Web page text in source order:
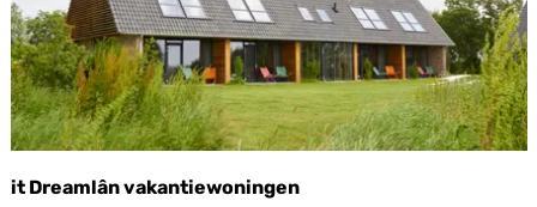
p
s
a
c
c
o
m
o
it Dreamlân vakantiewoningen